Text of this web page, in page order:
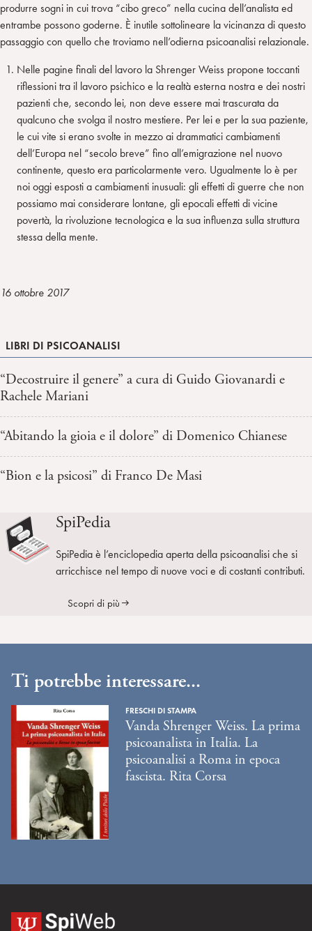
produrre sogni in cui trova “cibo greco” nella cucina dell’analista ed
entrambe possono goderne. È inutile sottolineare la vicinanza di questo
passaggio con quello che troviamo nell’odierna psicoanalisi relazionale.
Nelle pagine finali del lavoro la Shrenger Weiss propone toccanti
riflessioni tra il lavoro psichico e la realtà esterna nostra e dei nostri
pazienti che, secondo lei, non deve essere mai trascurata da
qualcuno che svolga il nostro mestiere. Per lei e per la sua paziente,
le cui vite si erano svolte in mezzo ai drammatici cambiamenti
dell’Europa nel “secolo breve” fino all’emigrazione nel nuovo
continente, questo era particolarmente vero. Ugualmente lo è per
noi oggi esposti a cambiamenti inusuali: gli effetti di guerre che non
possiamo mai considerare lontane, gli epocali effetti di vicine
povertà, la rivoluzione tecnologica e la sua influenza sulla struttura
stessa della mente.
16 ottobre 2017
LIBRI DI PSICOANALISI
“Decostruire il genere” a cura di Guido Giovanardi e
Rachele Mariani
“Abitando la gioia e il dolore” di Domenico Chianese
“Bion e la psicosi” di Franco De Masi
SpiPedia
SpiPedia è l’enciclopedia aperta della psicoanalisi che si
arricchisce nel tempo di nuove voci e di costanti contributi.
Scopri di più
Ti potrebbe interessare...
FRESCHI DI STAMPA
Vanda Shrenger Weiss. La prima
psicoanalista in Italia. La
psicoanalisi a Roma in epoca
fascista. Rita Corsa